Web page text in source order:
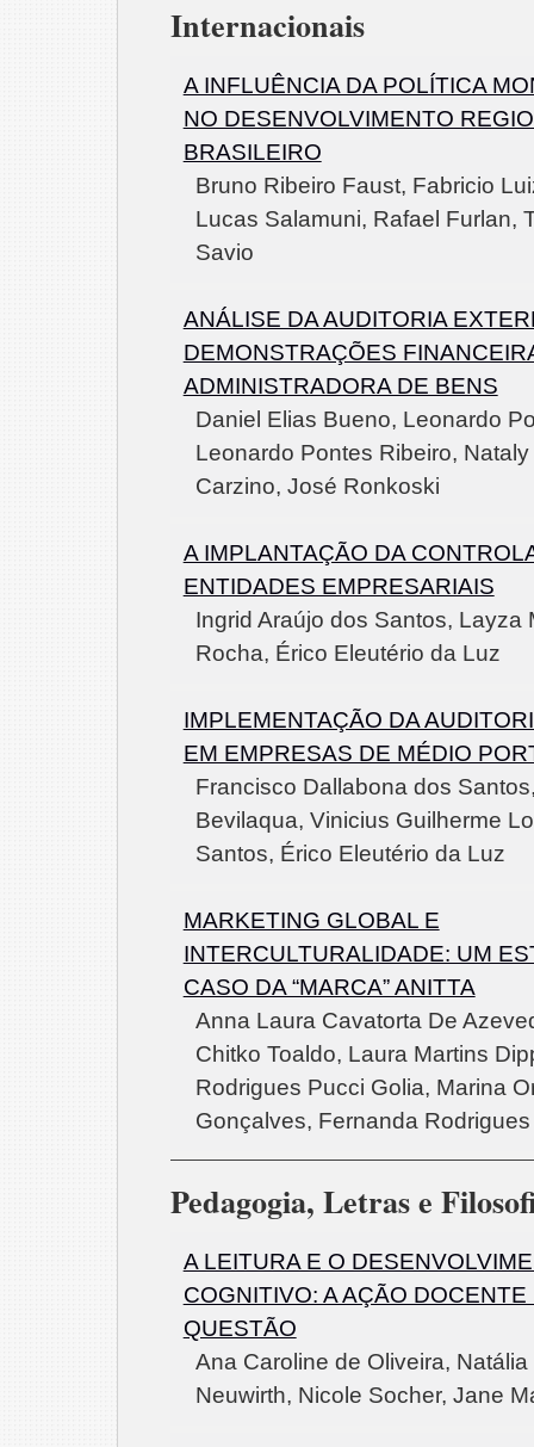
Internacionais
A INFLUÊNCIA DA POLÍTICA
NO DESENVOLVIMENTO
BRASILEIRO
Bruno Ribeiro Faust, Fabricio
Lucas Salamuni, Rafael Furlan,
Savio
ANÁLISE DA AUDITORIA
DEMONSTRAÇÕES
ADMINISTRADORA DE BENS
Daniel Elias Bueno, Leonardo
Leonardo Pontes Ribeiro,
Carzino, José Ronkoski
A IMPLANTAÇÃO DA
ENTIDADES EMPRESARIAIS
Ingrid Araújo dos Santos, Layza
Rocha, Érico Eleutério da Luz
IMPLEMENTAÇÃO DA
EM EMPRESAS DE MÉDIO
Francisco Dallabona dos
Bevilaqua, Vinicius Guilherme
Santos, Érico Eleutério da Luz
MARKETING GLOBAL E
INTERCULTURALIDADE: UM
CASO DA “MARCA” ANITTA
Anna Laura Cavatorta De
Chitko Toaldo, Laura Martins
Rodrigues Pucci Golia, Marina
Gonçalves, Fernanda
Pedagogia, Letras e
A LEITURA E O
COGNITIVO: A AÇÃO DOCENTE
QUESTÃO
Ana Caroline de Oliveira, Natália
Neuwirth, Nicole Socher, Jane